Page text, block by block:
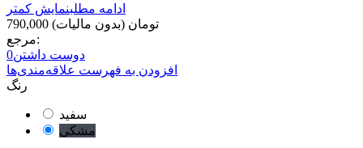
ادامه مطلبنمایش کمتر
790,000 تومان (بدون مالیات)
مرجع:
دوست داشتن0
افزودن به فهرست علاقه‌مندی‌ها
رنگ
سفید
مشکی